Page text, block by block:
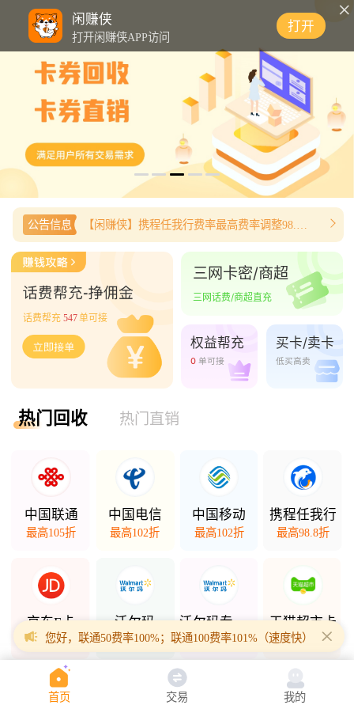
闲赚侠
打开闲赚侠APP访问
打开
公告信息
话费帮充 547单可接
三网卡密/商超
三网话费/商超直充
权益帮充
0 单可接
买卡/卖卡
低买高卖
热门回收 热门直销
中国联通
最高105折
中国电信
最高102折
中国移动
最高102折
携程任我行
最高98.8折
京东E卡
最高98折
沃尔玛
最高98.5折
沃尔玛专项卡
最高94.3折
天猫超市卡
最高94.7折
您好，联通50费率100%；联通100费率101%（速度快）；联通
首页 交易 我的